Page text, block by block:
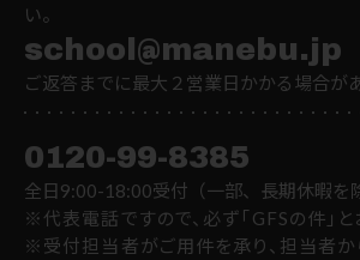
い。
school@manebu.jp
ご返答までに最大２営業日かかる場合が
0120-99-8385
全日9:00-18:00受付（一部、長期休暇を
※代表電話ですので、必ず「GFSの件」と
※受付担当者がご用件を承り、担当者か